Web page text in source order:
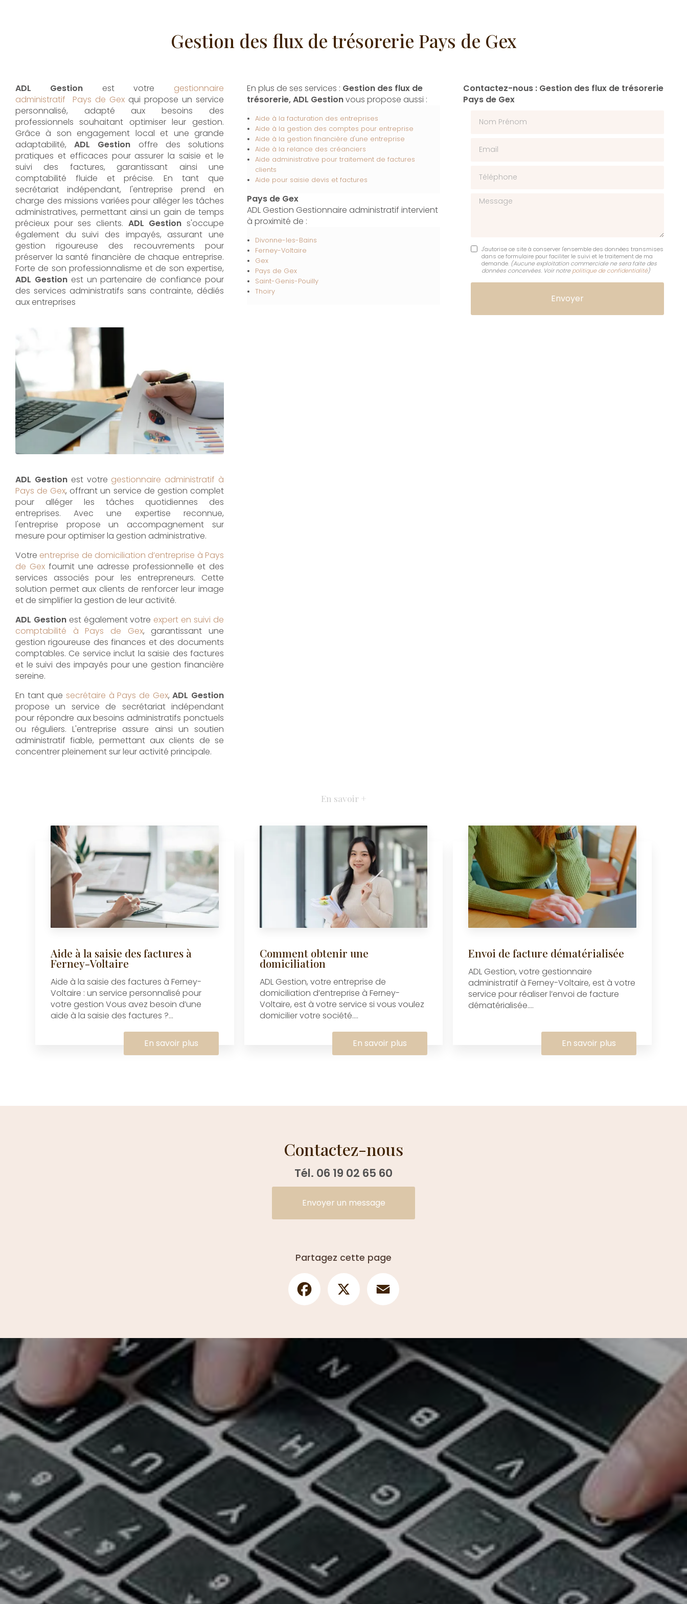
Gestion des flux de trésorerie Pays de Gex
ADL Gestion est votre gestionnaire
administratif Pays de Gex qui propose un service
personnalisé, adapté aux besoins des
professionnels souhaitant optimiser leur gestion.
Grâce à son engagement local et une grande
adaptabilité,ADL Gestion offre des solutions
pratiques et efficaces pour assurer la saisie et le
suivi des factures, garantissant ainsi une
comptabilité fluide et précise. En tant que
secrétariat indépendant, l'entreprise prend en
charge des missions variées pour alléger les tâches
administratives, permettant ainsi un gain de temps
précieux pour ses clients. ADL Gestion s'occupe
également du suivi des impayés, assurant une
gestion rigoureuse des recouvrements pour
préserver la santé financière de chaque entreprise.
Forte de son professionnalisme et de son expertise,
ADL Gestionest un partenaire de confiance pour
des services administratifs sans contrainte, dédiés
aux entreprises
ADL Gestionest votre gestionnaire administratif à
Pays de Gex, offrant un service de gestion complet
pour alléger les tâches quotidiennes des
entreprises. Avec une expertise reconnue,
l'entreprise propose un accompagnement sur
mesure pour optimiser la gestion administrative.
Votre entreprise de domiciliation d’entreprise à Pays
de Gex fournit une adresse professionnelle et des
services associés pour les entrepreneurs. Cette
solution permet aux clients de renforcer leur image
et de simplifier la gestion de leur activité.
ADL Gestionest également votre expert en suivi de
comptabilité à Pays de Gex, garantissant une
gestion rigoureuse des finances et des documents
comptables. Ce service inclut la saisie des factures
et le suivi des impayés pour une gestion financière
sereine.
En tant que secrétaire à Pays de Gex,ADL Gestion
propose un service de secrétariat indépendant
pour répondre aux besoins administratifs ponctuels
ou réguliers. L'entreprise assure ainsi un soutien
administratif fiable, permettant aux clients de se
concentrer pleinement sur leur activité principale.
En plus de ses services : Gestion des flux de
trésorerie, ADL Gestionvous propose aussi :
Aide à la facturation des entreprises
Aide à la gestion des comptes pour entreprise
Aide à la gestion financière d'une entreprise
Aide à la relance des créanciers
Aide administrative pour traitement de factures
clients
Aide pour saisie devis et factures
Pays de Gex
ADL Gestion Gestionnaire administratif intervient
à proximité de :
Divonne-les-Bains
Ferney-Voltaire
Gex
Pays de Gex
Saint-Genis-Pouilly
Thoiry
Contactez-nous : Gestion des flux de trésorerie
Pays de Gex
Message
J'autorise ce site à conserver l'ensemble des données transmises
dans ce formulaire pour faciliter le suivi et le traitement de ma
demande. (Aucune exploitation commerciale ne sera faite des
données concervées. Voir notre politique de confidentialité)
En savoir +
Aide à la saisie des factures à
Ferney-Voltaire
Aide à la saisie des factures à Ferney-
Voltaire : un service personnalisé pour
votre gestion Vous avez besoin d’une
aide à la saisie des factures ?...
En savoir plus
Comment obtenir une
domiciliation
ADL Gestion, votre entreprise de
domiciliation d’entreprise à Ferney-
Voltaire, est à votre service si vous voulez
domicilier votre société....
En savoir plus
Envoi de facture dématérialisée
ADL Gestion, votre gestionnaire
administratif à Ferney-Voltaire, est à votre
service pour réaliser l’envoi de facture
dématérialisée....
En savoir plus
Contactez-nous
Tél. 06 19 02 65 60
Envoyer un message
Partagez cette page
Facebook